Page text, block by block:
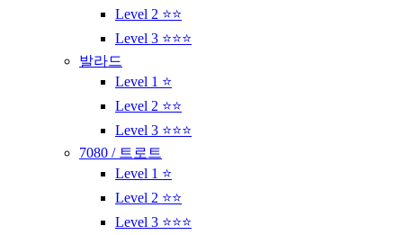
Level 2 ⭐⭐
Level 3 ⭐⭐⭐
발라드
Level 1 ⭐
Level 2 ⭐⭐
Level 3 ⭐⭐⭐
7080 / 트로트
Level 1 ⭐
Level 2 ⭐⭐
Level 3 ⭐⭐⭐